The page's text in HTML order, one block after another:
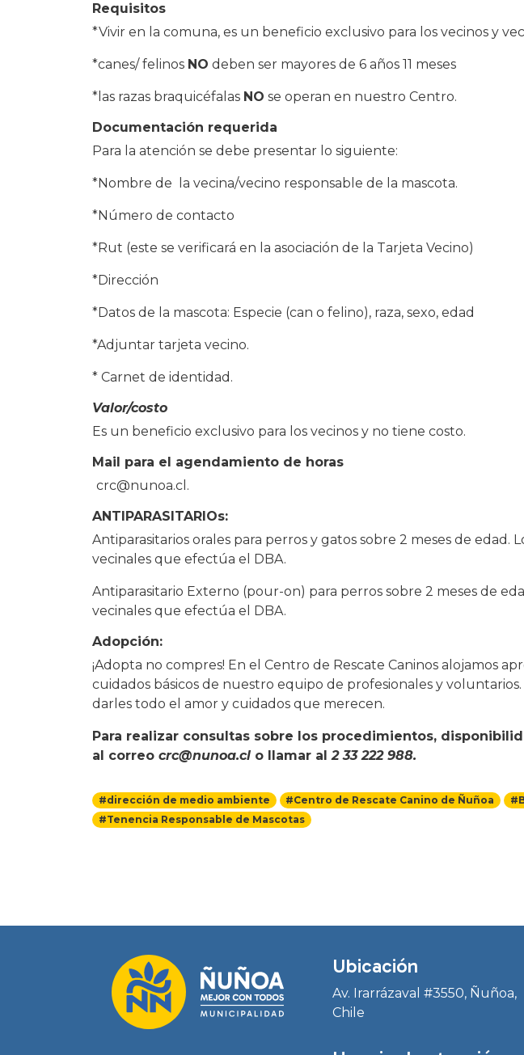
Requisitos
*Vivir en la comuna, es un beneficio exclusivo para los vecinos y
*canes/ felinos NO deben ser mayores de 6 años 11 meses
*las razas braquicéfalas NO se operan en nuestro Centro.
Documentación requerida
Para la atención se debe presentar lo siguiente:
*Nombre de la vecina/vecino responsable de la mascota.
*Número de contacto
*Rut (este se verificará en la asociación de la Tarjeta Vecino)
*Dirección
*Datos de la mascota: Especie (can o felino), raza, sexo, edad
*Adjuntar tarjeta vecino.
* Carnet de identidad.
Valor/costo
Es un beneficio exclusivo para los vecinos y no tiene costo.
Mail para el agendamiento de horas
crc@nunoa.cl.
ANTIPARASITARIOs:
Antiparasitarios orales para perros y gatos sobre 2 meses de edad.
vecinales que efectúa el DBA.
Antiparasitario Externo (pour-on) para perros sobre 2 meses de
vecinales que efectúa el DBA.
Adopción:
¡Adopta no compres! En el Centro de Rescate Caninos alojamos
cuidados básicos de nuestro equipo de profesionales y
darles todo el amor y cuidados que merecen.
Para realizar consultas sobre los procedimientos,
al correo crc@nunoa.cl o llamar al2 33 222 988.
#dirección de medio ambiente #Centro de Rescate Canino de Ñuñoa
#Tenencia Responsable de Mascotas
Ubicación
Av. Irarrázaval #3550, Ñuñoa,
Chile